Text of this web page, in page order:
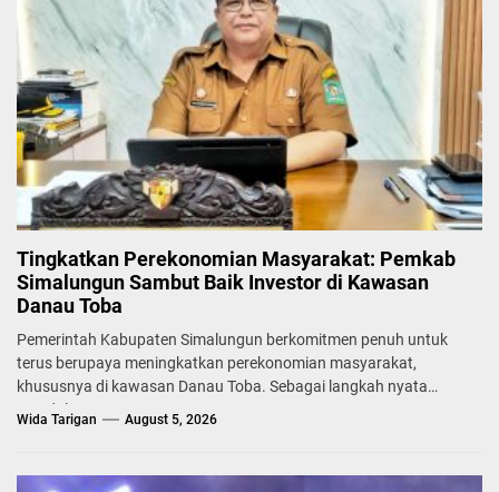
Tingkatkan Perekonomian Masyarakat: Pemkab
Simalungun Sambut Baik Investor di Kawasan
Danau Toba
Pemerintah Kabupaten Simalungun berkomitmen penuh untuk
terus berupaya meningkatkan perekonomian masyarakat,
khususnya di kawasan Danau Toba. Sebagai langkah nyata
mendukung...
Wida Tarigan August 5, 2026